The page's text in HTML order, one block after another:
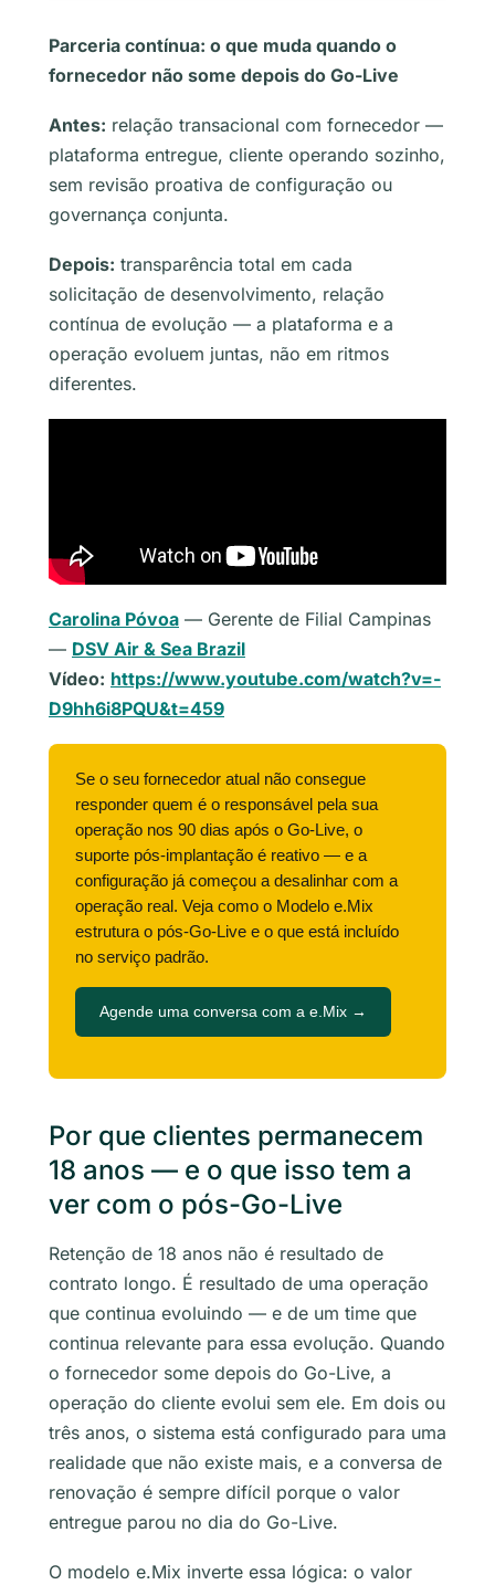
Parceria contínua: o que muda quando o
fornecedor não some depois do Go-Live
Antes: relação transacional com fornecedor —
plataforma entregue, cliente operando sozinho,
sem revisão proativa de configuração ou
governança conjunta.
Depois: transparência total em cada
solicitação de desenvolvimento, relação
contínua de evolução — a plataforma e a
operação evoluem juntas, não em ritmos
diferentes.
Carolina Póvoa — Gerente de Filial Campinas
— DSV Air & Sea Brazil
Vídeo: https://www.youtube.com/watch?v=-
D9hh6i8PQU&t=459
Se o seu fornecedor atual não consegue
responder quem é o responsável pela sua
operação nos 90 dias após o Go-Live, o
suporte pós-implantação é reativo — e a
configuração já começou a desalinhar com a
operação real. Veja como o Modelo e.Mix
estrutura o pós-Go-Live e o que está incluído
no serviço padrão.
Agende uma conversa com a e.Mix →
Por que clientes permanecem
18 anos — e o que isso tem a
ver com o pós-Go-Live
Retenção de 18 anos não é resultado de
contrato longo. É resultado de uma operação
que continua evoluindo — e de um time que
continua relevante para essa evolução. Quando
o fornecedor some depois do Go-Live, a
operação do cliente evolui sem ele. Em dois ou
três anos, o sistema está configurado para uma
realidade que não existe mais, e a conversa de
renovação é sempre difícil porque o valor
entregue parou no dia do Go-Live.
O modelo e.Mix inverte essa lógica: o valor